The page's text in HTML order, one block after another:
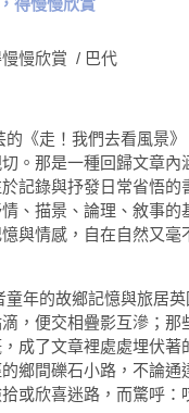
得慢慢欣賞
慢欣賞 / 巴代
的《走！我們去看風景
。那是一種回歸文章
記錄與抒發日常省悟
、描景、論理、敘事
與情感，自在自然又
童年的故鄉記憶與旅居
滴，便交相疊影互滲；
成了文章裡處處埋伏
鄉間礫石小路，不論
或欣喜迷路，而驚呼：